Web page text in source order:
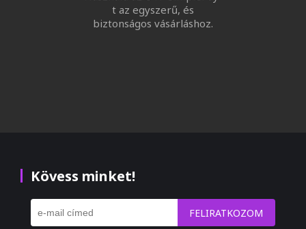
t az egyszerű, és
biztonságos vásárláshoz.
Kövess minket!
FELIRATKOZOM